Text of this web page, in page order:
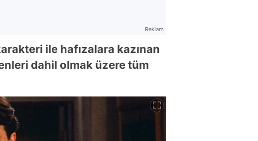
Reklam
ile hafızalara kazınan
dahil olmak üzere tüm